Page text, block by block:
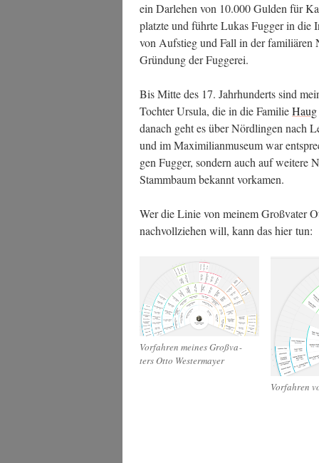
ein Dar­le­hen von 10.000 Gul­den für
platz­te und führ­te Lukas Fug­ger in die
von Auf­stieg und Fall in der fami­liä­ren
Grün­dung der Fuggerei.
Bis Mit­te des 17. Jahr­hun­derts sind
Toch­ter Ursu­la, die in die Fami­lieHaug
danach geht es über Nörd­lin­gen nach
und im Maxi­mi­lian­mu­se­um war
gen Fug­ger, son­dern auch auf wei­te­re
Stamm­baum bekannt vorkamen.
Wer die Linie von mei­nem Groß­va­ter
nach­voll­zie­hen will, kann das hier tun:
Vor­fah­ren mei­nes Groß­va­
ters Otto Westermayer
Vor­fah­ren